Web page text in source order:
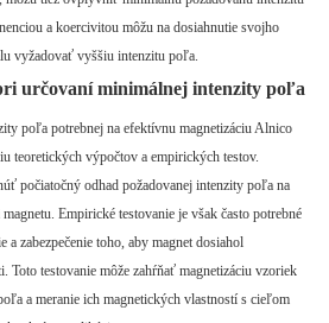
a koercivitou môžu na dosiahnutie svojho
vyžadovať vyššiu intenzitu poľa.
určovaní minimálnej intenzity poľa
poľa potrebnej na efektívnu magnetizáciu Alnico
teoretických výpočtov a empirických testov.
počiatočný odhad požadovanej intenzity poľa na
Empirické testovanie je však často potrebné
a zabezpečenie toho, aby magnet dosiahol
Toto testovanie môže zahŕňať magnetizáciu vzoriek
a meranie ich magnetických vlastností s cieľom